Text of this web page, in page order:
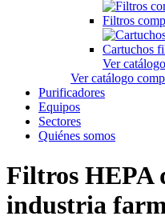
Filtros
Cartuchos
Ver
Ver catálogo
Purificadores
Equipos
Sectores
Quiénes somos
Filtros HEPA
industria